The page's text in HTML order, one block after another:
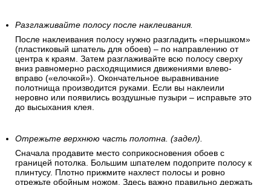
Разглаживайте полосу после наклеивания.
После наклеивания полосу нужно разгладить «перышком»
(пластиковый шпатель для обоев) – по направлению от
центра к краям. Затем разглаживайте всю полосу сверху
вниз равномерно расходящимися движениями влево-
вправо («елочкой»). Окончательное выравнивание
полотнища производится руками. Если вы наклеили
неровно или появились воздушные пузыри – исправьте это
до высыхания клея.
Отрежьте верхнюю часть полотна. (задел).
Сначала продавите место соприкосновения обоев с
границей потолка. Большим шпателем подоприте полосу к
плинтусу. Плотно прижмите нахлест полосы и ровно
отрежьте обойным ножом. Здесь важно правильно держать